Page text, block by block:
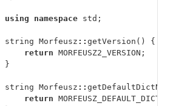
0
using namespace std ;
string Morfeusz :: getVersion ()
{
return MORFEUSZ2_VERSION ;
}
string Morfeusz ::
return